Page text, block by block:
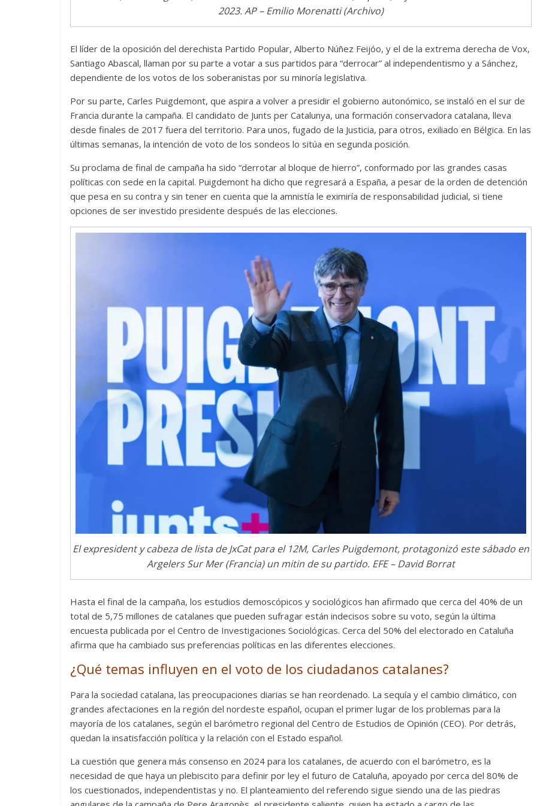
2023. AP – Emilio Morenatti (Archivo)
El líder de la oposición del derechista Partido Popular, Alberto Núñez Feijóo, y el de la extrema derecha de Vox,
Santiago Abascal, llaman por su parte a votar a sus partidos para “derrocar” al independentismo y a Sánchez,
dependiente de los votos de los soberanistas por su minoría legislativa.
Por su parte, Carles Puigdemont, que aspira a volver a presidir el gobierno autonómico, se instaló en el sur de
Francia durante la campaña. El candidato de Junts per Catalunya, una formación conservadora catalana, lleva
desde finales de 2017 fuera del territorio. Para unos, fugado de la Justicia, para otros, exiliado en Bélgica. En las
últimas semanas, la intención de voto de los sondeos lo sitúa en segunda posición.
Su proclama de final de campaña ha sido “derrotar al bloque de hierro”, conformado por las grandes casas
políticas con sede en la capital. Puigdemont ha dicho que regresará a España, a pesar de la orden de detención
que pesa en su contra y sin tener en cuenta que la amnistía le eximiría de responsabilidad judicial, si tiene
opciones de ser investido presidente después de las elecciones.
El expresident y cabeza de lista de JxCat para el 12M, Carles Puigdemont, protagonizó este sábado en
Argelers Sur Mer (Francia) un mitin de su partido. EFE – David Borrat
Hasta el final de la campaña, los estudios demoscópicos y sociológicos han afirmado que cerca del 40% de un
total de 5,75 millones de catalanes que pueden sufragar están indecisos sobre su voto, según la última
encuesta publicada por el Centro de Investigaciones Sociológicas. Cerca del 50% del electorado en Cataluña
afirma que ha cambiado sus preferencias políticas en las diferentes elecciones.
¿Qué temas influyen en el voto de los ciudadanos catalanes?
Para la sociedad catalana, las preocupaciones diarias se han reordenado. La sequía y el cambio climático, con
grandes afectaciones en la región del nordeste español, ocupan el primer lugar de los problemas para la
mayoría de los catalanes, según el barómetro regional del Centro de Estudios de Opinión (CEO). Por detrás,
quedan la insatisfacción política y la relación con el Estado español.
La cuestión que genera más consenso en 2024 para los catalanes, de acuerdo con el barómetro, es la
necesidad de que haya un plebiscito para definir por ley el futuro de Cataluña, apoyado por cerca del 80% de
los cuestionados, independentistas y no. El planteamiento del referendo sigue siendo una de las piedras
atormentada de Denís
15 septiembre, 2024
Francisco G.
0